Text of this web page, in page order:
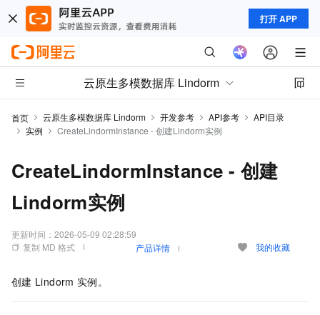
打开 APP
云原生多模数据库 Lindorm
首页 云原生多模数据库 Lindorm 开发参考 API参考
API目录
实例
CreateLindormInstance - 创建Lindorm实例
CreateLindormInstance - 创建
Lindorm实例
更新时间： 2026-05-09 02:28:59
复制 MD 格式
产品详情 我的收藏
创建 Lindorm 实例。